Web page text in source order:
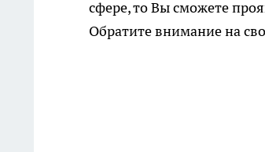
сфере, то Вы сможете
Обратите внимание на